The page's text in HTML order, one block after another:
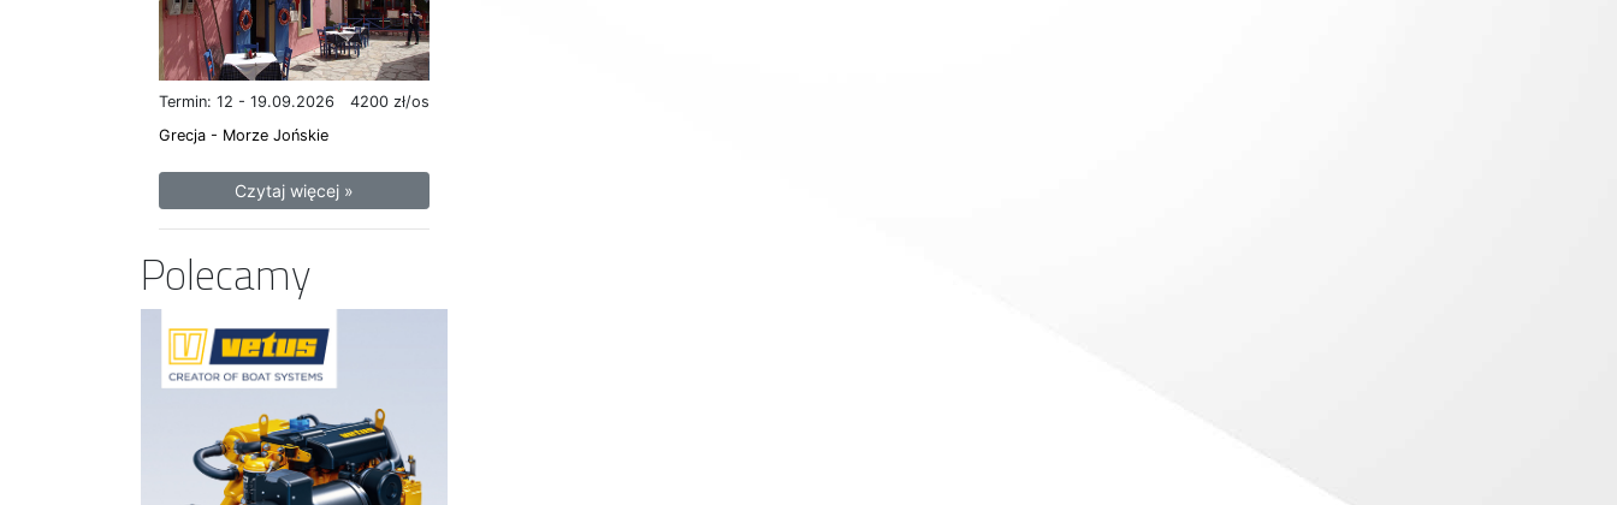
Termin: 12 - 19.09.2026
4200 zł/os
Grecja - Morze Jońskie
Czytaj więcej »
Polecamy